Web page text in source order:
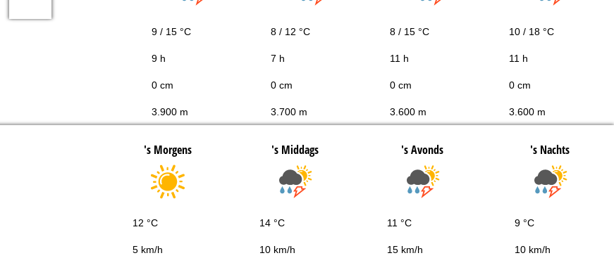
9 / 15 °C 8 / 12 °C 8 / 15 °C 10 / 18 °C
9 h 7 h 11 h 11 h
0 cm 0 cm 0 cm 0 cm
3.900 m 3.700 m 3.600 m 3.600 m
's Morgens 's Middags 's Avonds 's Nachts
12 °C 14 °C 11 °C 9 °C
5 km/h 10 km/h 15 km/h 10 km/h